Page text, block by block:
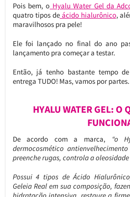
Pois bem, o Hyalu Water Gel da
quatro tipos deácido hialurônico,
maravilhosos pra pele!
Ele foi lançado no final do ano
lançamento pra começar a testar.
Então, já tenho bastante tempo
entrega TUDO! Mas, vamos por partes.
HYALU WATER GEL: O
De acordo com a marca, “o
dermocosmético
preenche rugas, controla a oleosidade
Possui 4 tipos de Ácido
Geleia Real em sua composição,